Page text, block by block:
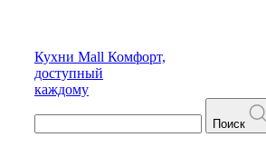
Кухни Mall Комфорт,
доступный
каждому
Поиск